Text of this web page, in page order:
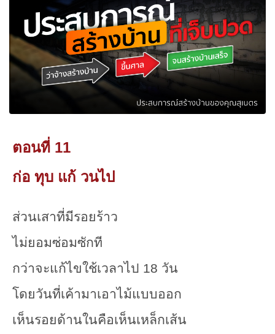
ตอนที่ 11
ก่อ ทุบ แก้ วนไป
ส่วนเสาที่มีรอยร้าว
ไม่ยอมซ่อมซักที
กว่าจะแก้ไขใช้เวลาไป 18 วัน
โดยวันที่เค้ามาเอาไม้แบบออก
เห็นรอยด้านในคือเห็นเหล็กเส้น